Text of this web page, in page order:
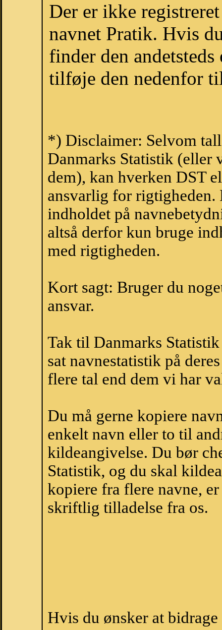
Der er ikke
navnet Pratik. Hvis
finder den
tilføje den nedenfor
*) Disclaimer: Selvom
Danmarks Statistik (eller
dem), kan hverken DST
ansvarlig for
indholdet på
altså derfor kun bruge
med rigtigheden.
Kort sagt: Bruger du
ansvar.
Tak til Danmarks
sat navnestatistik på
flere tal end dem vi har
Du må gerne kopiere
enkelt navn eller to til
kildeangivelse. Du bør
Statistik, og du skal
kopiere fra flere navne,
skriftlig tilladelse fra os.
Hvis du ønsker at